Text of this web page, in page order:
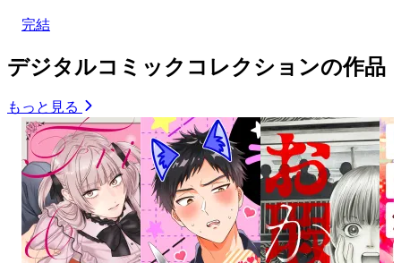
完結
デジタルコミックコレクションの作品
もっと見る